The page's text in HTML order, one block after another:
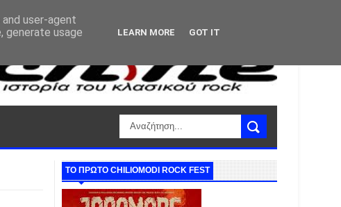
ΤΟ ΠΡΩΤΟ CHILIOMODI ROCK FEST
user-agent
generate usage
LEARN MORE GOT IT